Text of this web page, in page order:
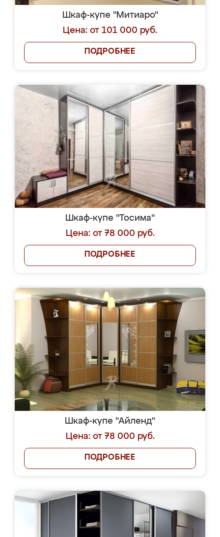
Шкаф-купе "Митиаро"
Цена: от 101 000 руб.
ПОДРОБНЕЕ
Шкаф-купе "Тосима"
Цена: от 78 000 руб.
ПОДРОБНЕЕ
Шкаф-купе "Айленд"
Цена: от 78 000 руб.
ПОДРОБНЕЕ